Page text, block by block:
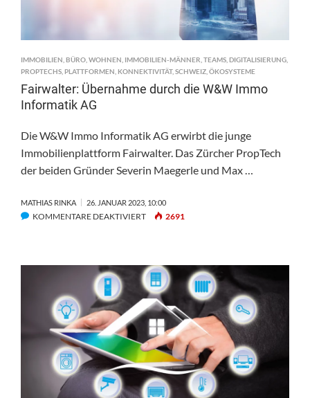
IMMOBILIEN BÜRO WOHNEN IMMOBILIEN-MÄNNER TEAMS DIGITALISIERUNG
PROPTECHS PLATTFORMEN KONNEKTIVITÄT, SCHWEIZ ÖKOSYSTEME
Fairwalter: Übernahme durch die W&W Immo
Informatik AG
Die W&W Immo Informatik AG erwirbt die junge
Immobilienplattform Fairwalter. Das Zürcher PropTech
der beiden Gründer Severin Maegerle und Max …
MATHIAS RINKA 26. JANUAR 2023, 10:00
KOMMENTARE DEAKTIVIERTFÜR
DIE
W&W
IMMO
INFORMATIK
AG
2691